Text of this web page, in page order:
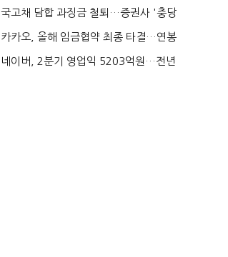
적극적 조사로 진...
국고채 담합 과징금 철퇴…증권사 '충당
금 폭탄' 우려...
카카오, 올해 임금협약 최종 타결…연봉
6.3% 인상·격려...
네이버, 2분기 영업익 5203억원…전년